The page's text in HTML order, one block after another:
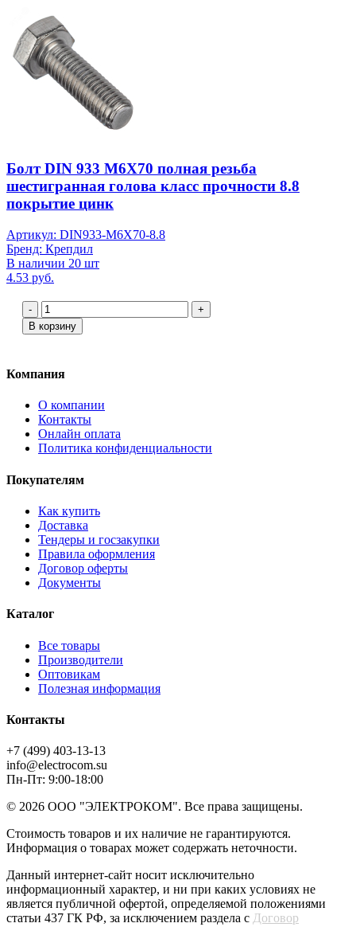
Болт DIN 933 М6Х70 полная резьба
шестигранная голова класс прочности 8.8
покрытие цинк
Артикул: DIN933-М6Х70-8.8
Бренд: Крепдил
В наличии 20 шт
4.53 руб.
-
+
В корзину
Компания
О компании
Контакты
Онлайн оплата
Политика конфиденциальности
Покупателям
Как купить
Доставка
Тендеры и госзакупки
Правила оформления
Договор оферты
Документы
Каталог
Все товары
Производители
Оптовикам
Полезная информация
Контакты
+7 (499) 403-13-13
info@electrocom.su
Пн-Пт: 9:00-18:00
© 2026 ООО "ЭЛЕКТРОКОМ". Все права защищены.
Стоимость товаров и их наличие не гарантируются.
Информация о товарах может содержать неточности.
Данный интернет-сайт носит исключительно
информационный характер, и ни при каких условиях не
является публичной офертой, определяемой положениями
статьи 437 ГК РФ, за исключением раздела с Договор